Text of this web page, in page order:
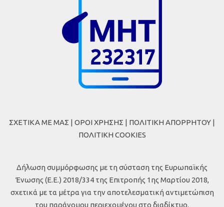
ΣΧΕΤΙΚΑ ΜΕ ΜΑΣ | ΟΡΟΙ ΧΡΗΣΗΣ | ΠΟΛΙΤΙΚΗ ΑΠΟΡΡΗΤΟΥ |
ΠΟΛΙΤΙΚΗ COOKIES
Δήλωση συμμόρφωσης με τη σύσταση της Ευρωπαϊκής
Ένωσης (Ε.Ε.) 2018/334 της Επιτροπής 1ης Μαρτίου 2018,
σχετικά με τα μέτρα για την αποτελεσματική αντιμετώπιση
του παράνομου περιεχομένου στο διαδίκτυο.